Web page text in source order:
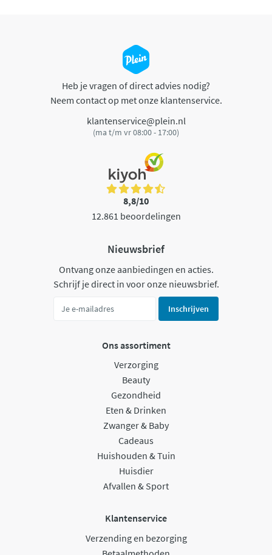
Heb je vragen of direct advies nodig?
Neem contact op met onze klantenservice.
klantenservice@plein.nl
(ma t/m vr 08:00 - 17:00)
8,8/10
12.861 beoordelingen
Nieuwsbrief
Ontvang onze aanbiedingen en acties.
Schrijf je direct in voor onze nieuwsbrief.
Inschrijven
Ons assortiment
Verzorging
Beauty
Gezondheid
Eten & Drinken
Zwanger & Baby
Cadeaus
Huishouden & Tuin
Huisdier
Afvallen & Sport
Klantenservice
Verzending en bezorging